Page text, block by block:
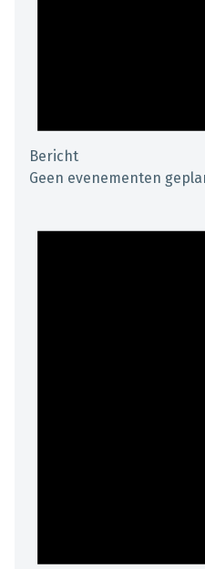
Bericht
Geen evenementen